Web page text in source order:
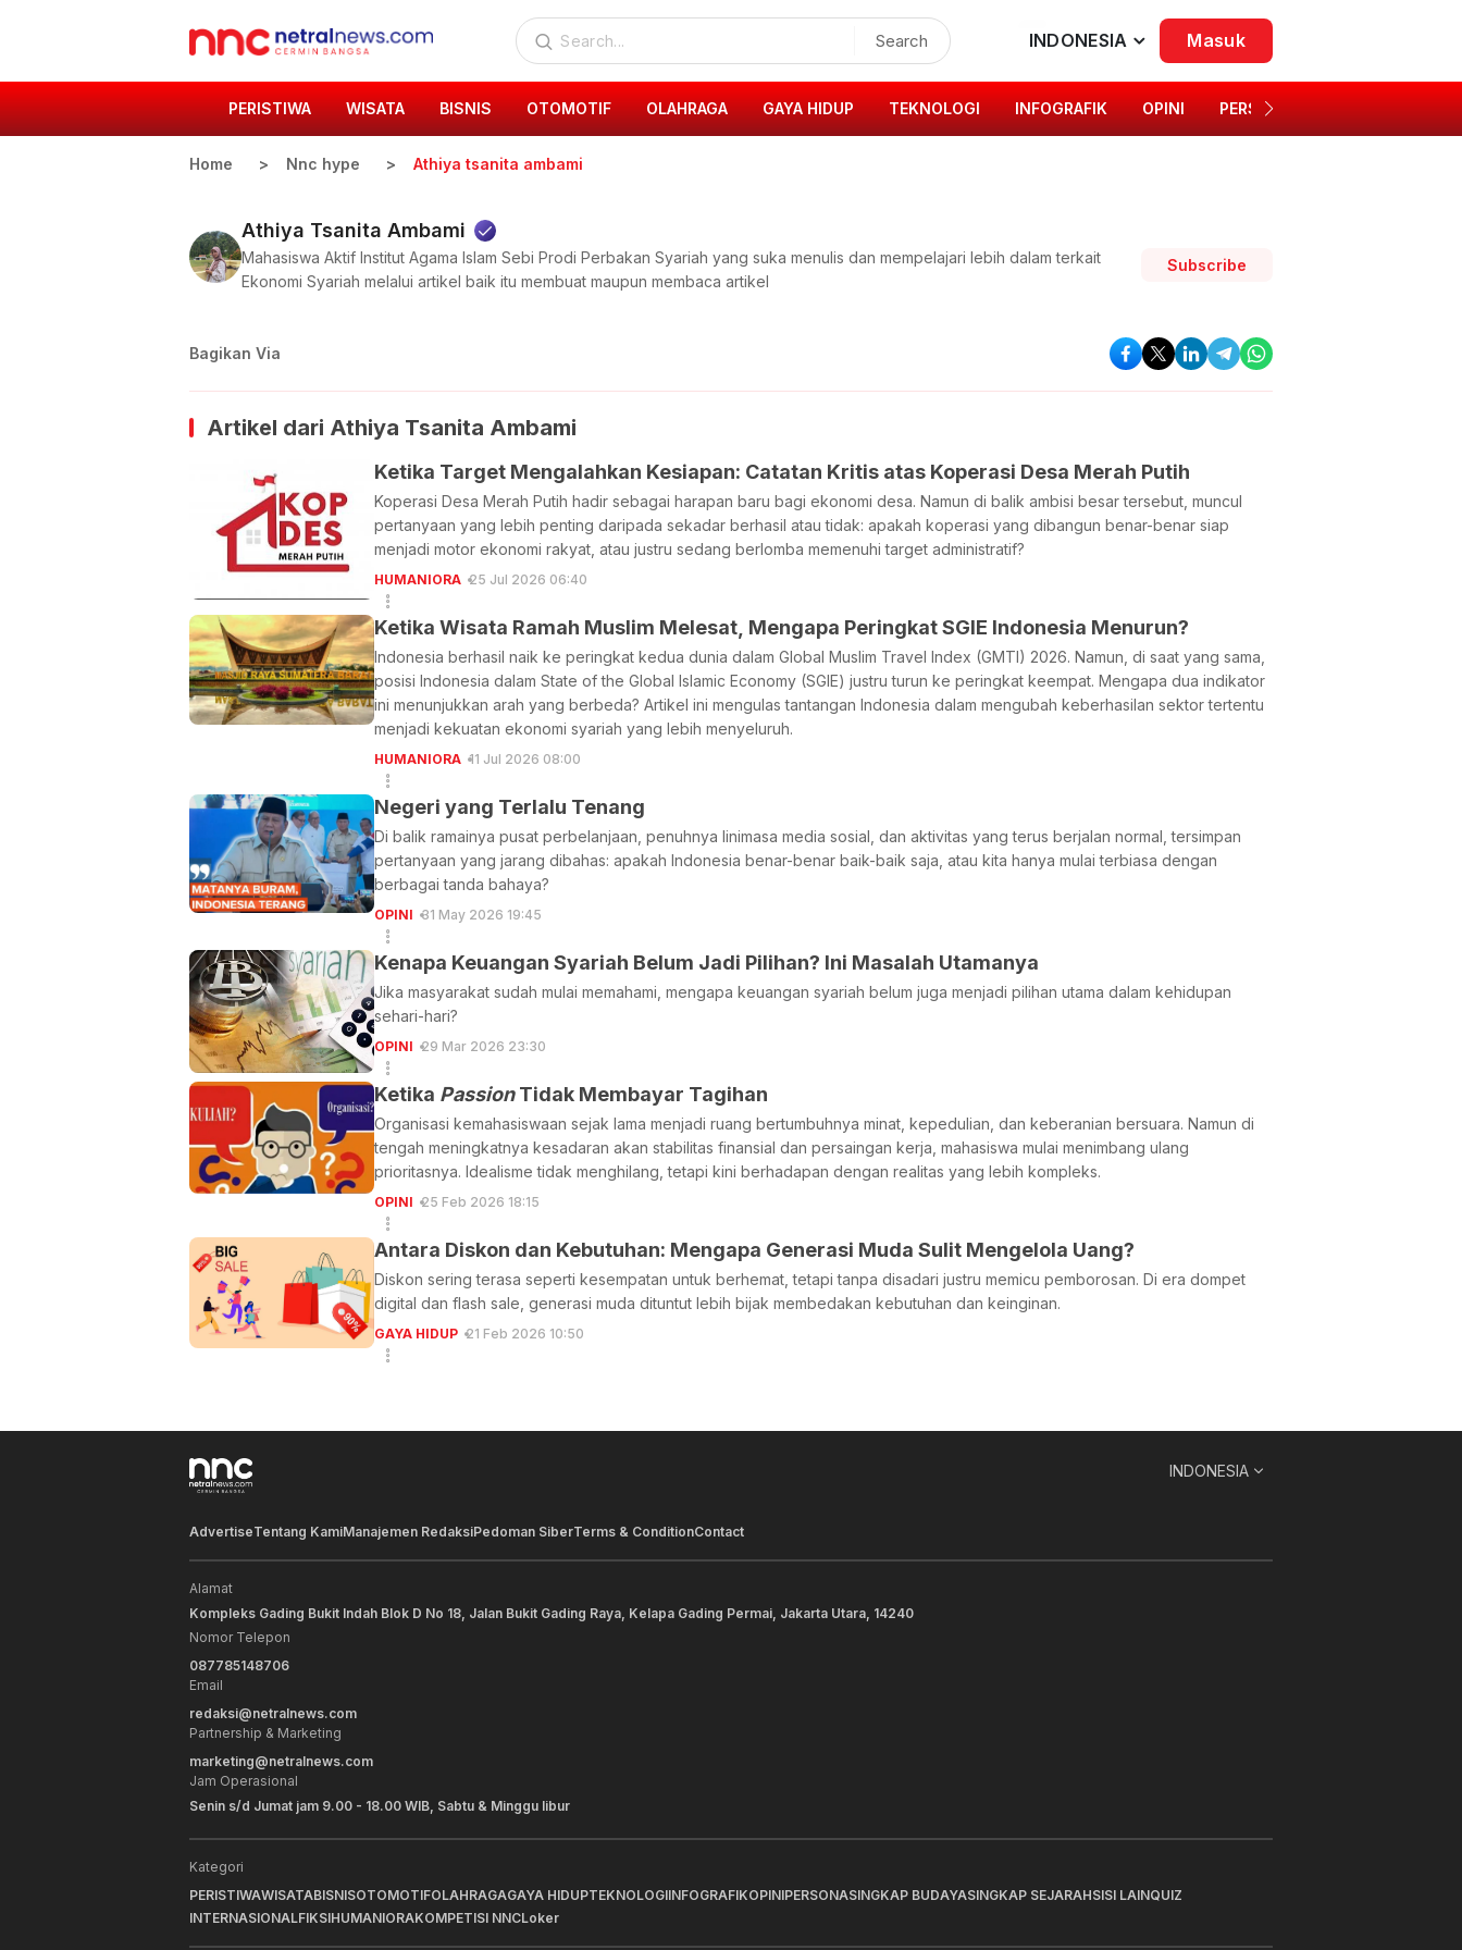
Search INDONESIA Masuk
PERISTIWA WISATA BISNIS OTOMOTIF OLAHRAGA GAYA HIDUP TEKNOLOGI INFOGRAFIK OPINI PERSONA
Home Nnc hype Athiya tsanita ambami
Athiya Tsanita Ambami
Mahasiswa Aktif Institut Agama Islam Sebi Prodi Perbakan Syariah yang suka menulis dan mempelajari lebih dalam terkait
Ekonomi Syariah melalui artikel baik itu membuat maupun membaca artikel
Subscribe
Bagikan Via
Artikel dari Athiya Tsanita Ambami
Ketika Target Mengalahkan Kesiapan: Catatan Kritis atas Koperasi Desa Merah Putih
Koperasi Desa Merah Putih hadir sebagai harapan baru bagi ekonomi desa. Namun di balik ambisi besar tersebut, muncul
pertanyaan yang lebih penting daripada sekadar berhasil atau tidak: apakah koperasi yang dibangun benar-benar siap
menjadi motor ekonomi rakyat, atau justru sedang berlomba memenuhi target administratif?
HUMANIORA 25 Jul 2026 06:40
Ketika Wisata Ramah Muslim Melesat, Mengapa Peringkat SGIE Indonesia Menurun?
Indonesia berhasil naik ke peringkat kedua dunia dalam Global Muslim Travel Index (GMTI) 2026. Namun, di saat yang sama,
posisi Indonesia dalam State of the Global Islamic Economy (SGIE) justru turun ke peringkat keempat. Mengapa dua indikator
ini menunjukkan arah yang berbeda? Artikel ini mengulas tantangan Indonesia dalam mengubah keberhasilan sektor tertentu
menjadi kekuatan ekonomi syariah yang lebih menyeluruh.
HUMANIORA 11 Jul 2026 08:00
Negeri yang Terlalu Tenang
Di balik ramainya pusat perbelanjaan, penuhnya linimasa media sosial, dan aktivitas yang terus berjalan normal, tersimpan
pertanyaan yang jarang dibahas: apakah Indonesia benar-benar baik-baik saja, atau kita hanya mulai terbiasa dengan
berbagai tanda bahaya?
OPINI 31 May 2026 19:45
Kenapa Keuangan Syariah Belum Jadi Pilihan? Ini Masalah Utamanya
Jika masyarakat sudah mulai memahami, mengapa keuangan syariah belum juga menjadi pilihan utama dalam kehidupan
sehari-hari?
OPINI 29 Mar 2026 23:30
Ketika PassionTidak Membayar Tagihan
Organisasi kemahasiswaan sejak lama menjadi ruang bertumbuhnya minat, kepedulian, dan keberanian bersuara. Namun di
tengah meningkatnya kesadaran akan stabilitas finansial dan persaingan kerja, mahasiswa mulai menimbang ulang
prioritasnya. Idealisme tidak menghilang, tetapi kini berhadapan dengan realitas yang lebih kompleks.
OPINI 25 Feb 2026 18:15
Antara Diskon dan Kebutuhan: Mengapa Generasi Muda Sulit Mengelola Uang?
Diskon sering terasa seperti kesempatan untuk berhemat, tetapi tanpa disadari justru memicu pemborosan. Di era dompet
digital dan flash sale, generasi muda dituntut lebih bijak membedakan kebutuhan dan keinginan.
GAYA HIDUP 21 Feb 2026 10:50
INDONESIA
AdvertiseTentang KamiManajemen RedaksiPedoman SiberTerms & ConditionContact
Alamat
Kompleks Gading Bukit Indah Blok D No 18, Jalan Bukit Gading Raya, Kelapa Gading Permai, Jakarta Utara, 14240
Nomor Telepon
087785148706
Email
redaksi@netralnews.com
Partnership & Marketing
marketing@netralnews.com
Jam Operasional
Senin s/d Jumat jam 9.00 - 18.00 WIB, Sabtu & Minggu libur
Kategori
PERISTIWAWISATABISNISOTOMOTIFOLAHRAGAGAYA HIDUPTEKNOLOGIINFOGRAFIKOPINIPERSONASINGKAP BUDAYASINGKAP SEJARAHSISI LAINQUIZ
INTERNASIONALFIKSIHUMANIORAKOMPETISI NNCLoker